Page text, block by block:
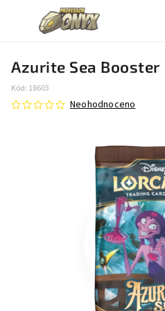
Azurite Sea Booster
Kód: 18603
Neohodnoceno